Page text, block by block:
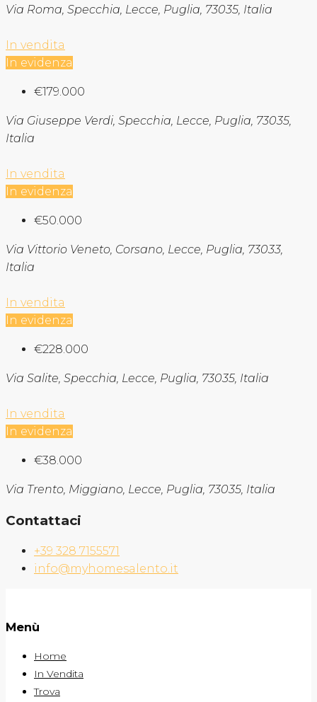
Via Roma, Specchia, Lecce, Puglia, 73035, Italia
In vendita
In evidenza
€179.000
Via Giuseppe Verdi, Specchia, Lecce, Puglia, 73035,
Italia
In vendita
In evidenza
€50.000
Via Vittorio Veneto, Corsano, Lecce, Puglia, 73033,
Italia
In vendita
In evidenza
€228.000
Via Salite, Specchia, Lecce, Puglia, 73035, Italia
In vendita
In evidenza
€38.000
Via Trento, Miggiano, Lecce, Puglia, 73035, Italia
Contattaci
+39 328 7155571
info@myhomesalento.it
Menù
Home
In Vendita
Trova